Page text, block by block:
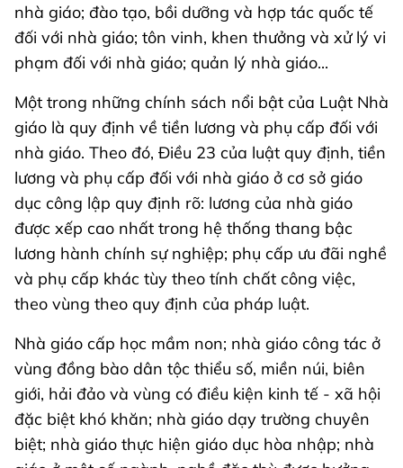
nhà giáo; đào tạo, bồi dưỡng và hợp tác quốc tế
đối với nhà giáo; tôn vinh, khen thưởng và xử lý vi
phạm đối với nhà giáo; quản lý nhà giáo...
Một trong những chính sách nổi bật của Luật Nhà
giáo là quy định về tiền lương và phụ cấp đối với
nhà giáo. Theo đó, Điều 23 của luật quy định, tiền
lương và phụ cấp đối với nhà giáo ở cơ sở giáo
dục công lập quy định rõ: lương của nhà giáo
được xếp cao nhất trong hệ thống thang bậc
lương hành chính sự nghiệp; phụ cấp ưu đãi nghề
và phụ cấp khác tùy theo tính chất công việc,
theo vùng theo quy định của pháp luật.
Nhà giáo cấp học mầm non; nhà giáo công tác ở
vùng đồng bào dân tộc thiểu số, miền núi, biên
giới, hải đảo và vùng có điều kiện kinh tế - xã hội
đặc biệt khó khăn; nhà giáo dạy trường chuyên
biệt; nhà giáo thực hiện giáo dục hòa nhập; nhà